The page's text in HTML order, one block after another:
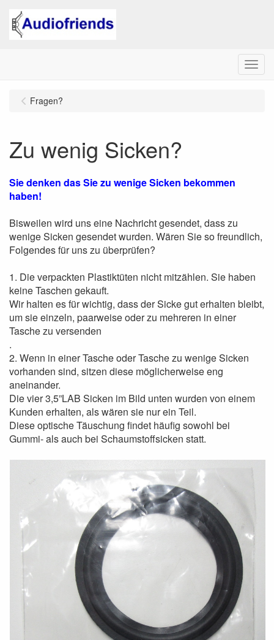
Menu
Fragen?
Zu wenig Sicken?
Sie denken das Sie zu wenige Sicken bekommen
haben!
Bisweilen wird uns eine Nachricht gesendet, dass zu
wenige Sicken gesendet wurden. Wären Sie so freundlich,
Folgendes für uns zu überprüfen?
1. Die verpackten Plastiktüten nicht mitzählen. Sie haben
keine Taschen gekauft.
Wir halten es für wichtig, dass der Sicke gut erhalten bleibt,
um sie einzeln, paarweise oder zu mehreren in einer
Tasche zu versenden
.
2. Wenn in einer Tasche oder Tasche zu wenige Sicken
vorhanden sind, sitzen diese möglicherweise eng
aneinander.
Die vier 3,5”LAB Sicken im Bild unten wurden von einem
Kunden erhalten, als wären sie nur ein Teil.
Diese optische Täuschung findet häufig sowohl bei
Gummi- als auch bei Schaumstoffsicken statt.